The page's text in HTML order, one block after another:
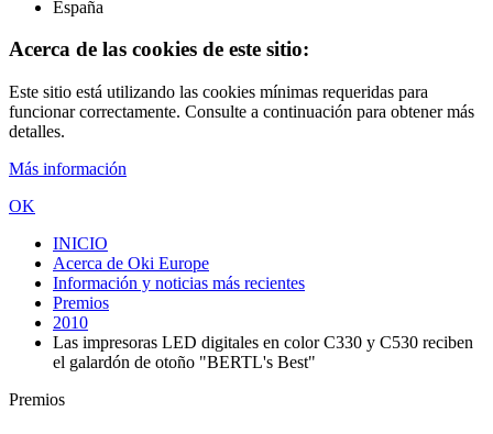
España
Acerca de las cookies de este sitio:
Este sitio está utilizando las cookies mínimas requeridas para
funcionar correctamente. Consulte a continuación para obtener más
detalles.
Más información
OK
INICIO
Acerca de Oki Europe
Información y noticias más recientes
Premios
2010
Las impresoras LED digitales en color C330 y C530 reciben
el galardón de otoño "BERTL's Best"
Premios